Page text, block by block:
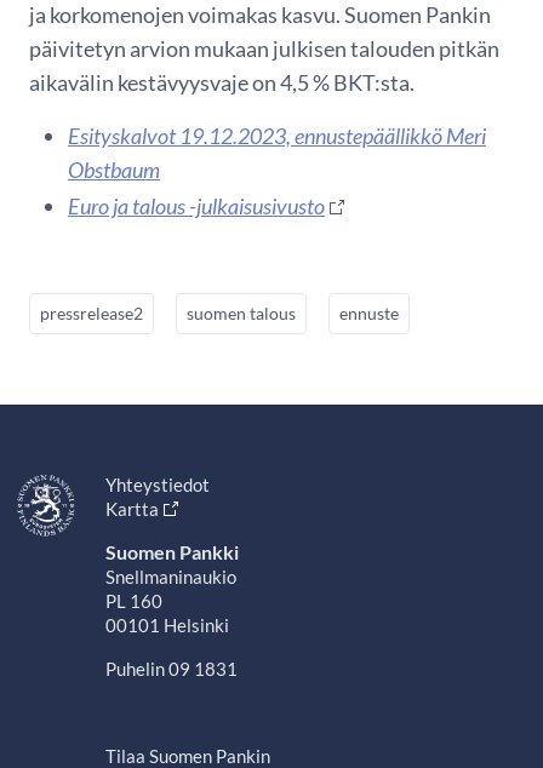
ja korkomenojen voimakas kasvu. Suomen Pankin
päivitetyn arvion mukaan julkisen talouden pitkän
aikavälin kestävyysvaje on 4,5 % BKT:sta.
Esityskalvot 19.12.2023, ennustepäällikkö Meri
Obstbaum
Euro ja talous -julkaisusivusto
pressrelease2 suomen talous ennuste
Yhteystiedot
Kartta
Suomen Pankki
Snellmaninaukio
PL 160
00101 Helsinki
Puhelin 09 1831
Tilaa Suomen Pankin